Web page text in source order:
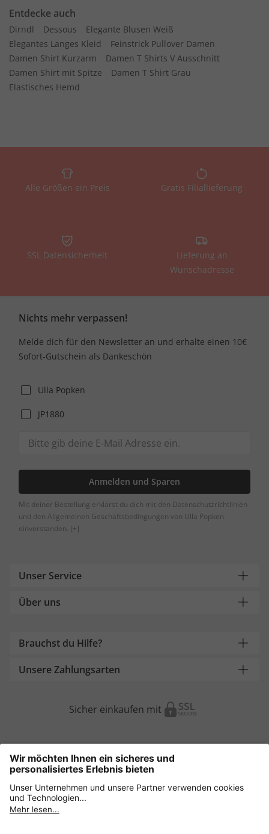
Entdecke auch
Dirndl Dessous
Elegante Blusen Weiß
Elegantes Langes Kleid
Feinstrick Pullover Damen
Damen Shirt Kurzarm
Damen T Shirts V Ausschnitt
Damen Shirt mit Spitze
Damen T Shirt Grau
Elastisches Hemd
Alle Größen ein Preis Gratis Filiallieferung
SSL Datensicherheit
Lieferung an
Wunschadresse
Nichts mehr verpassen!
Melde dich für den Newsletter an und erhalte einen 10€
Sofort-Gutschein als Dankeschön
Ulla Popken
JP1880
Anmelden und Sparen
Mit deiner Bestellung erklärst du dich mit den Datenschutzrichtlinien
und den Allgemeinen Geschäftsbedingungen von Ulla Popken
einverstanden. [+]
Unser Service
Über uns
Brauchst du Hilfe?
Unsere Zahlungsarten
Sicher einkaufen mit
Weitere Onlineshops